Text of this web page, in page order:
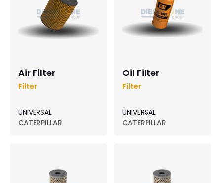
Air Filter
Filter
UNIVERSAL
CATERPILLAR
Oil Filter
Filter
UNIVERSAL
CATERPILLAR